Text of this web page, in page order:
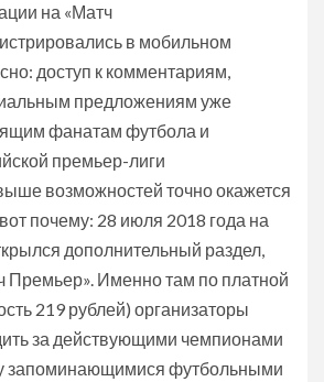
на «Матч
в мобильном
доступ к комментариям,
предложениям уже
фанатам футбола и
премьер-лиги
возможностей точно окажется
почему: 28 июля 2018 года на
дополнительный раздел,
Премьер». Именно там по платной
219 рублей) организаторы
за действующими чемпионами
запоминающимися футбольными